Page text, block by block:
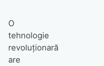
O
tehnologie
revoluționară
are